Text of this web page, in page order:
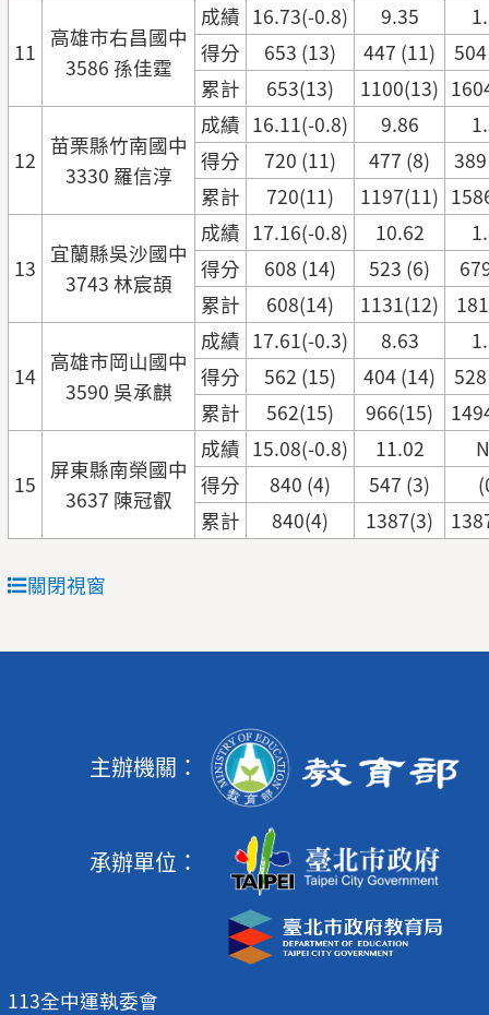
11
高雄市右昌國中
3586 孫佳霆
成績 16.73(-0.8) 9.35
得分
653 (13) 447 (11)
累計
653(13) 1100(13)
12
苗栗縣竹南國中
3330 羅信淳
成績 16.11(-0.8) 9.86
得分
720 (11) 477 (8)
累計
720(11) 1197(11)
13
宜蘭縣吳沙國中
3743 林宸頡
成績 17.16(-0.8) 10.62
得分
608 (14) 523 (6)
累計
608(14) 1131(12)
14
高雄市岡山國中
3590 吳承麒
成績 17.61(-0.3) 8.63
得分
562 (15) 404 (14)
累計
562(15) 966(15)
15
屏東縣南榮國中
3637 陳冠叡
成績 15.08(-0.8) 11.02
得分
840 (4) 547 (3)
累計
840(4) 1387(3)
關閉視窗
主辦機關：
承辦單位：
113全中運執委會